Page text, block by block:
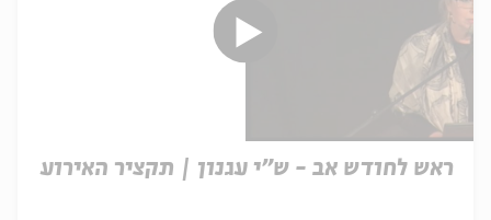
ראש לחודש אב - ש"י עגנון | תקציר האירוע